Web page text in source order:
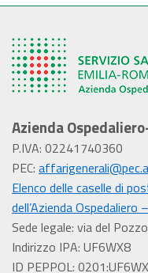
Azienda
P.IVA: 02241740360
PEC:
Elenco delle caselle di
dell’Azienda Ospedaliero
Sede legale: via del
Indirizzo IPA: UF6WX8
ID PEPPOL: